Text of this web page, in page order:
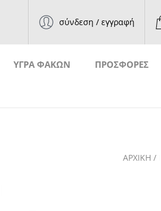
σύνδεση / εγγραφή
ΥΓΡΑ ΦΑΚΩΝ ΠΡΟΣΦΟΡΕΣ
ΑΡΧΙΚΗ /